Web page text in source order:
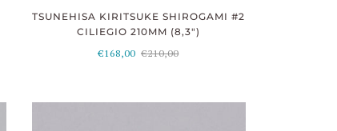
TSUNEHISA KIRITSUKE SHIROGAMI #2
CILIEGIO 210MM (8,3")
€168,00 €210,00